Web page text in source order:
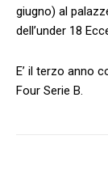
giugno) al
dell’under 18
E’ il terzo anno
Four Serie B.